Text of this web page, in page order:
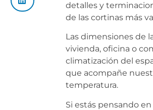
detalles y
de las cortinas más
Las dimensiones de
vivienda, oficina o
climatización del
que acompañe
temperatura.
Si estás pensando